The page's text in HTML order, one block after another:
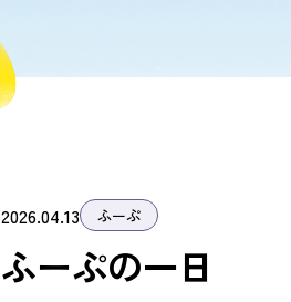
2026.04.13 ふーぷ
ふーぷの一日